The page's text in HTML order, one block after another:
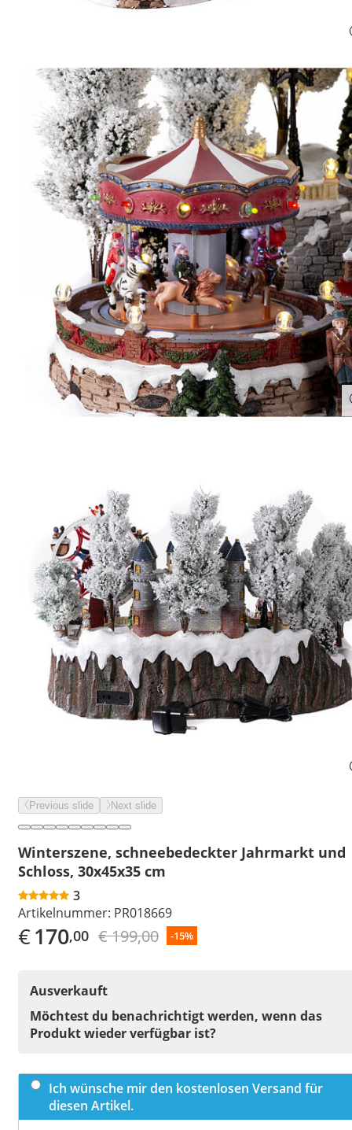
Previous slide Next slide
Winterszene, schneebedeckter Jahrmarkt und
Schloss, 30x45x35 cm
3
Artikelnummer: PR018669
€170,00 € 199,00 -15%
Ausverkauft
Möchtest du benachrichtigt werden, wenn das
Produkt wieder verfügbar ist?
Ich wünsche mir den kostenlosen Versand für
diesen Artikel.